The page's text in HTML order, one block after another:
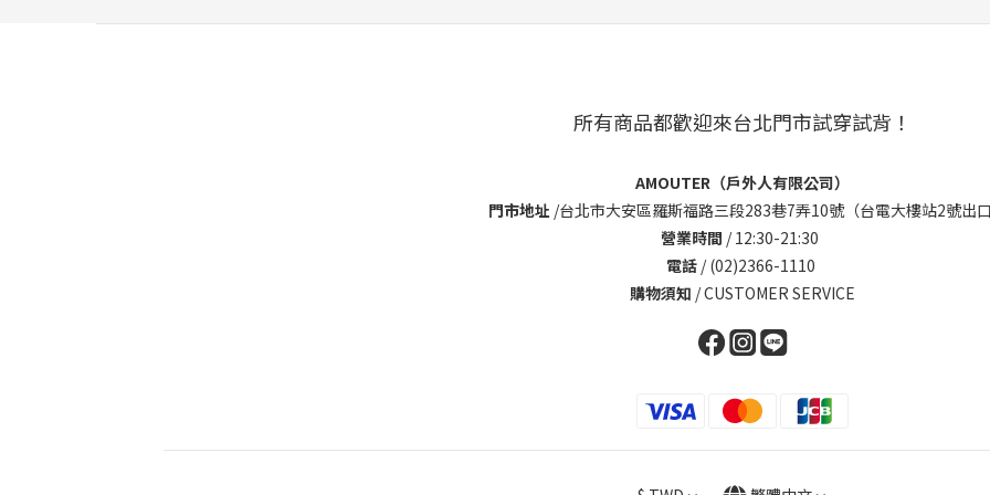
所有商品都歡迎來台北門市試穿試背！
AMOUTER（戶外人有限公司）
門市地址 /台北市大安區羅斯福路三段283巷7弄10號（台電大樓站2號出
營業時間 / 12:30-21:30
電話 / (02)2366-1110
購物須知 /CUSTOMER SERVICE